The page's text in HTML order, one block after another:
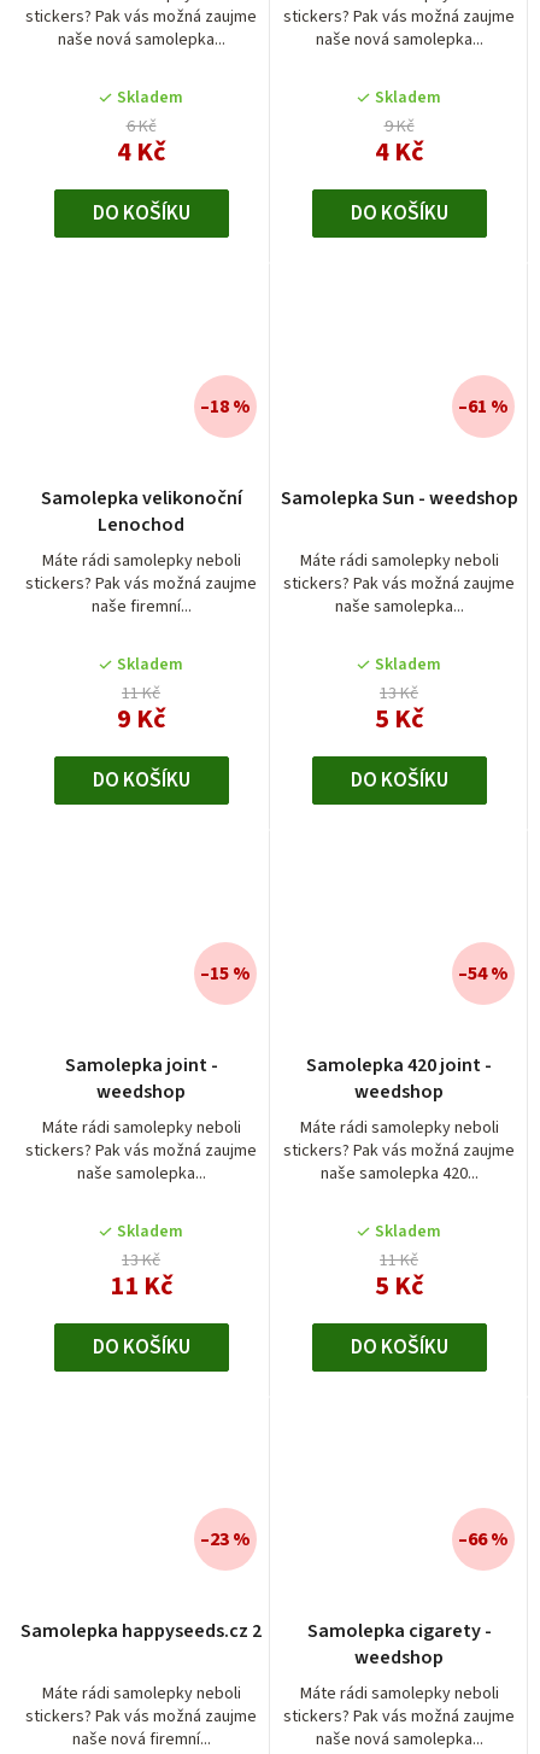
stickers? Pak vás možná zaujme
naše nová samolepka...
Skladem
6 Kč
4 Kč
DO KOŠÍKU
stickers? Pak vás možná zaujme
naše nová samolepka...
Skladem
9 Kč
4 Kč
DO KOŠÍKU
Samolepka velikonoční
Lenochod
Máte rádi samolepky neboli
stickers? Pak vás možná zaujme
naše firemní...
Skladem
11 Kč
9 Kč
–18 %
DO KOŠÍKU
Samolepka Sun - weedshop
Máte rádi samolepky neboli
stickers? Pak vás možná zaujme
naše samolepka...
Skladem
13 Kč
5 Kč
–61 %
DO KOŠÍKU
Samolepka joint -
weedshop
Máte rádi samolepky neboli
stickers? Pak vás možná zaujme
naše samolepka...
Skladem
13 Kč
11 Kč
–15 %
DO KOŠÍKU
Samolepka 420 joint -
weedshop
Máte rádi samolepky neboli
stickers? Pak vás možná zaujme
naše samolepka 420...
Skladem
11 Kč
5 Kč
–54 %
DO KOŠÍKU
Samolepka happyseeds.cz 2
Máte rádi samolepky neboli
stickers? Pak vás možná zaujme
naše nová firemní...
–23 %
Samolepka cigarety -
weedshop
Máte rádi samolepky neboli
stickers? Pak vás možná zaujme
naše nová samolepka...
–66 %